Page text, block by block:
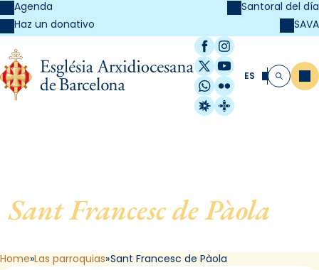
Agenda
Haz un donativo
Santoral del día
SAVA
Facebook
Instagram
X / Twitter
YouTube
WhatsApp
Flickr
Radio Estel
Catalunya
ES Buscar
Sant Francesc de Pàola
Home Las parroquias Sant Francesc de Pàola